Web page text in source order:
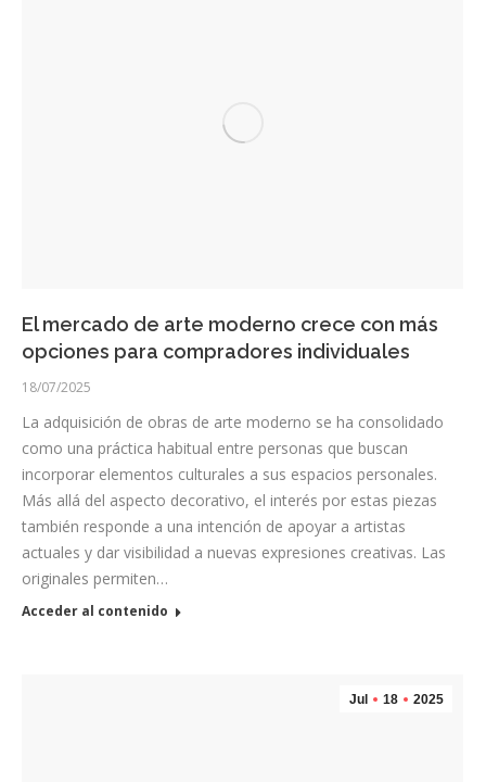
El mercado de arte moderno crece con más
opciones para compradores individuales
18/07/2025
La adquisición de obras de arte moderno se ha consolidado
como una práctica habitual entre personas que buscan
incorporar elementos culturales a sus espacios personales.
Más allá del aspecto decorativo, el interés por estas piezas
también responde a una intención de apoyar a artistas
actuales y dar visibilidad a nuevas expresiones creativas. Las
originales permiten…
Acceder al contenido
Jul 18 2025